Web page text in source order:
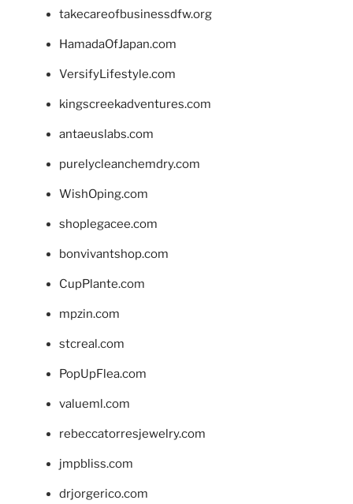
takecareofbusinessdfw.org
HamadaOfJapan.com
VersifyLifestyle.com
kingscreekadventures.com
antaeuslabs.com
purelycleanchemdry.com
WishOping.com
shoplegacee.com
bonvivantshop.com
CupPlante.com
mpzin.com
stcreal.com
PopUpFlea.com
valueml.com
rebeccatorresjewelry.com
jmpbliss.com
drjorgerico.com